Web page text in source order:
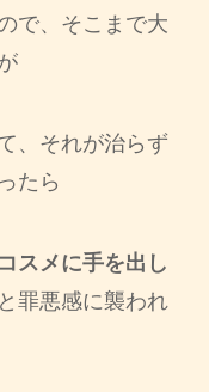
で、そこまで大
、それが治らず
たら
スメに手を出し
罪悪感に襲われ